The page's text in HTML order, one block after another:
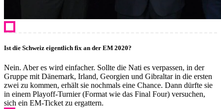
Ist die Schweiz eigentlich fix an der EM 2020?
Nein. Aber es wird einfacher. Sollte die Nati es verpassen, in der
Gruppe mit Dänemark, Irland, Georgien und Gibraltar in die ersten
zwei zu kommen, erhält sie nochmals eine Chance. Dann dürfte sie
in einem Playoff-Turnier (Format wie das Final Four) versuchen,
sich ein EM-Ticket zu ergattern.